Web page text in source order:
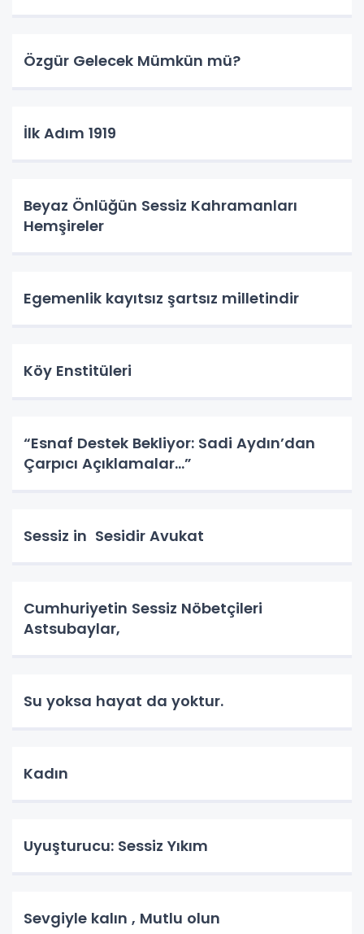
Özgür Gelecek Mümkün mü?
İlk Adım 1919
Beyaz Önlüğün Sessiz Kahramanları
Hemşireler
Egemenlik kayıtsız şartsız milletindir
Köy Enstitüleri
“Esnaf Destek Bekliyor: Sadi Aydın’dan
Çarpıcı Açıklamalar…”
Sessiz in Sesidir Avukat
Cumhuriyetin Sessiz Nöbetçileri
Astsubaylar,
Su yoksa hayat da yoktur.
Kadın
Uyuşturucu: Sessiz Yıkım
Sevgiyle kalın , Mutlu olun